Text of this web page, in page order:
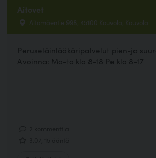
Aitovet
Aitomäentie 998, 45100 Kouvola, Kouvola
Peruseläinlääkäripalvelut pien-ja
Avoinna: Ma-to klo 8-18 Pe klo 8-17